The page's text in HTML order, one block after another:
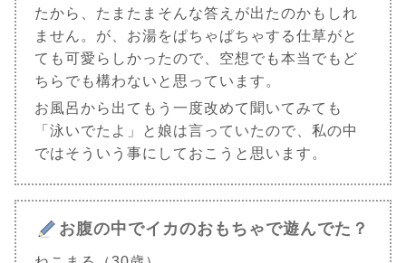
たから、たまたまそんな答えが出たのかもしれ
ません。が、お湯をぱちゃぱちゃする仕草がと
ても可愛らしかったので、空想でも本当でもど
ちらでも構わないと思っています。
お風呂から出てもう一度改めて聞いてみても
「泳いでたよ」と娘は言っていたので、私の中
ではそういう事にしておこうと思います。
お腹の中でイカのおもちゃで遊んでた？